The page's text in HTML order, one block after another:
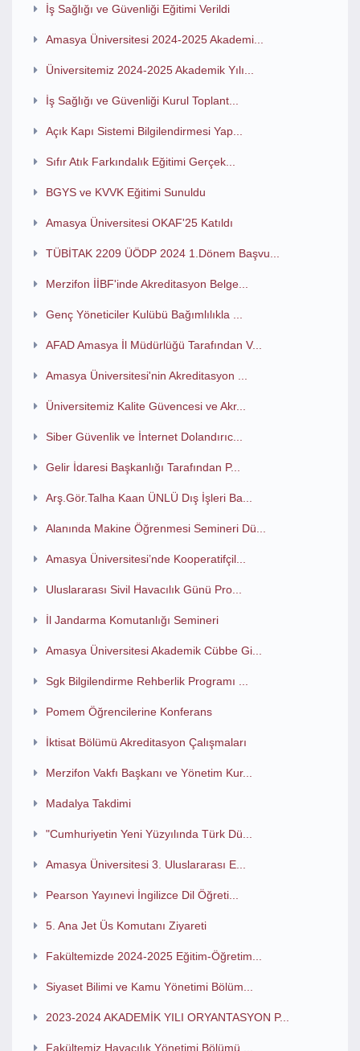
İş Sağlığı ve Güvenliği Eğitimi Verildi
Amasya Üniversitesi 2024-2025 Akademi...
Üniversitemiz 2024-2025 Akademik Yılı...
İş Sağlığı ve Güvenliği Kurul Toplant...
Açık Kapı Sistemi Bilgilendirmesi Yap...
Sıfır Atık Farkındalık Eğitimi Gerçek...
BGYS ve KVVK Eğitimi Sunuldu
Amasya Üniversitesi OKAF'25 Katıldı
TÜBİTAK 2209 ÜÖDP 2024 1.Dönem Başvu...
Merzifon İİBF'inde Akreditasyon Belge...
Genç Yöneticiler Kulübü Bağımlılıkla ...
AFAD Amasya İl Müdürlüğü Tarafından V...
Amasya Üniversitesi'nin Akreditasyon ...
Üniversitemiz Kalite Güvencesi ve Akr...
Siber Güvenlik ve İnternet Dolandırıc...
Gelir İdaresi Başkanlığı Tarafından P...
Arş.Gör.Talha Kaan ÜNLÜ Dış İşleri Ba...
Alanında Makine Öğrenmesi Semineri Dü...
Amasya Üniversitesi’nde Kooperatifçil...
Uluslararası Sivil Havacılık Günü Pro...
İl Jandarma Komutanlığı Semineri
Amasya Üniversitesi Akademik Cübbe Gi...
Sgk Bilgilendirme Rehberlik Programı ...
Pomem Öğrencilerine Konferans
İktisat Bölümü Akreditasyon Çalışmaları
Merzifon Vakfı Başkanı ve Yönetim Kur...
Madalya Takdimi
"Cumhuriyetin Yeni Yüzyılında Türk Dü...
Amasya Üniversitesi 3. Uluslararası E...
Pearson Yayınevi İngilizce Dil Öğreti...
5. Ana Jet Üs Komutanı Ziyareti
Fakültemizde 2024-2025 Eğitim-Öğretim...
Siyaset Bilimi ve Kamu Yönetimi Bölüm...
2023-2024 AKADEMİK YILI ORYANTASYON P...
Fakültemiz Havacılık Yönetimi Bölümü ...